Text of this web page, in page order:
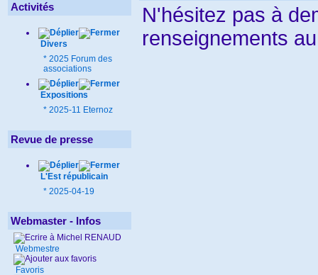
Activités
Divers
* 2025 Forum des
associations
Expositions
* 2025-11 Eternoz
Revue de presse
L'Est républicain
* 2025-04-19
Webmaster - Infos
Webmestre
Favoris
N'hésitez pas à
renseignements